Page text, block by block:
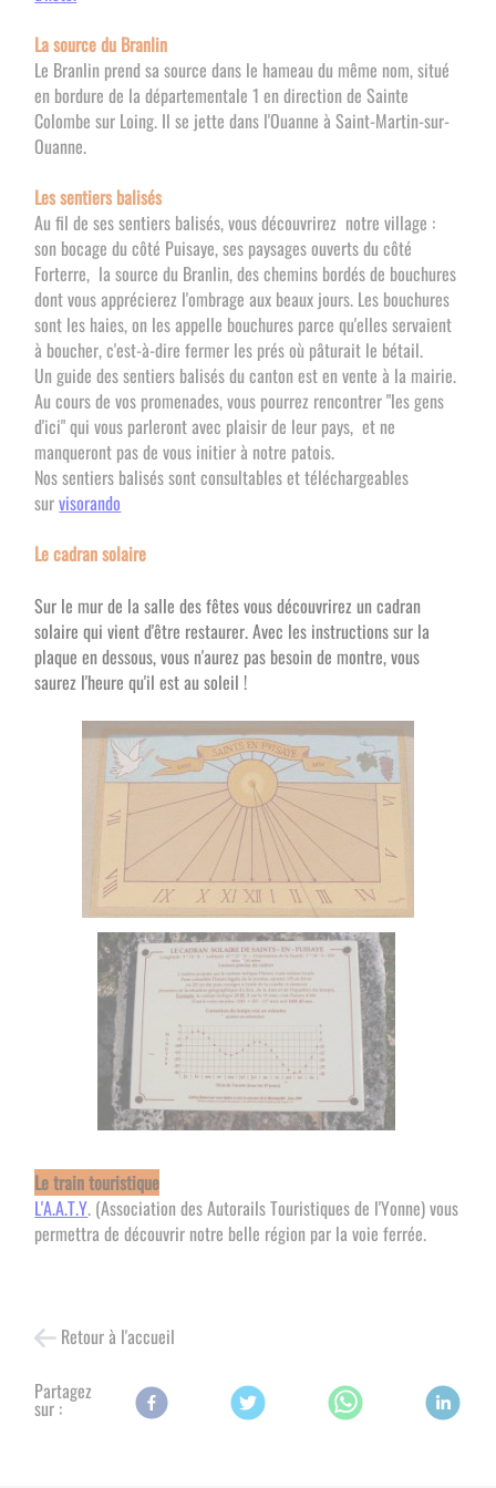
La source du Branlin
Le Branlin prend sa source dans le hameau du même nom, situé
en bordure de la départementale 1 en direction de Sainte
Colombe sur Loing. Il se jette dans l'Ouanne à Saint-Martin-sur-
Ouanne.
Les sentiers balisés
Au fil de ses sentiers balisés, vous découvrirez notre village :
son bocage du côté Puisaye, ses paysages ouverts du côté
Forterre, la source du Branlin, des chemins bordés de bouchures
dont vous apprécierez l'ombrage aux beaux jours. Les bouchures
sont les haies, on les appelle bouchures parce qu'elles servaient
à boucher, c'est-à-dire fermer les prés où pâturait le bétail.
Un guide des sentiers balisés du canton est en vente à la mairie.
Au cours de vos promenades, vous pourrez rencontrer "les gens
d'ici" qui vous parleront avec plaisir de leur pays, et ne
manqueront pas de vous initier à notre patois.
Nos sentiers balisés sont consultables et téléchargeables
survisorando
Le cadran solaire
Sur le mur de la salle des fêtes vous découvrirez un cadran
solaire qui vient d'être restaurer. Avec les instructions sur la
plaque en dessous, vous n'aurez pas besoin de montre, vous
saurez l'heure qu'il est au soleil !
Le train touristique
L'A.A.T.Y. (Association des Autorails Touristiques de l'Yonne) vous
permettra de découvrir notre belle région par la voie ferrée.
Retour à l'accueil
Partagez
sur :